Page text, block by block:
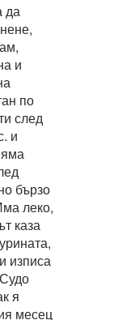
да
и
по
след
и
бързо
леко,
каза
изписа
я
месец